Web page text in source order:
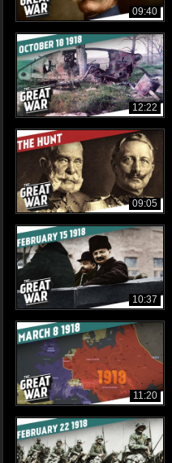
09:40
12:22
09:05
10:37
11:20